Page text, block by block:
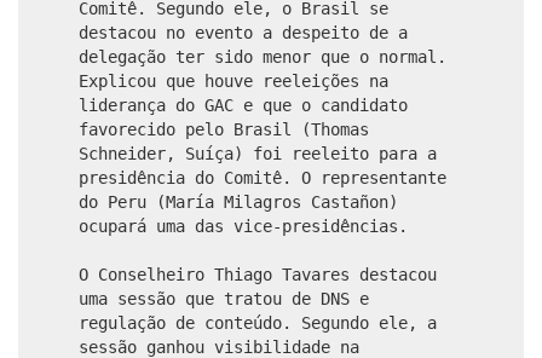
Comitê. Segundo ele, o Brasil se
destacou no evento a despeito de a
delegação ter sido menor que o normal.
Explicou que houve reeleições na
liderança do GAC e que o candidato
favorecido pelo Brasil (Thomas
Schneider, Suíça) foi reeleito para a
presidência do Comitê. O representante
do Peru (María Milagros Castañon)
ocupará uma das vice-presidências.
O Conselheiro Thiago Tavares destacou
uma sessão que tratou de DNS e
regulação de conteúdo. Segundo ele, a
sessão ganhou visibilidade na